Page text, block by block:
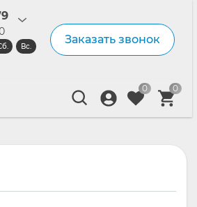
Вс.
Заказать звонок
0 0